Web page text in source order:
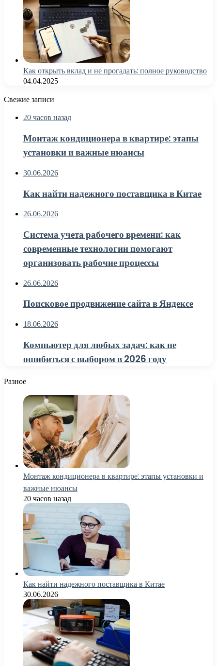
Как открыть вклад и не прогадать: полное руководство
04.04.2025
Свежие записи
20 часов назад
Монтаж кондиционера в квартире: этапы
установки и важные нюансы
30.06.2026
Как найти надежного поставщика в Китае
26.06.2026
Система учета рабочего времени: как
современные технологии помогают
организовать рабочие процессы
26.06.2026
Поисковое продвижение сайта в Яндексе
18.06.2026
Компьютер для любых задач: как не
ошибиться с выбором в 2026 году
Разное
Монтаж кондиционера в квартире: этапы установки и
важные нюансы
20 часов назад
Как найти надежного поставщика в Китае
30.06.2026